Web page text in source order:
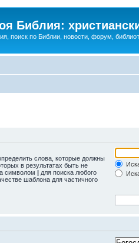
Библия:
поиск по Библии, новости, форум,
слова, которые должны
в результатах быть не
символом | для поиска любого
шаблона для частичного